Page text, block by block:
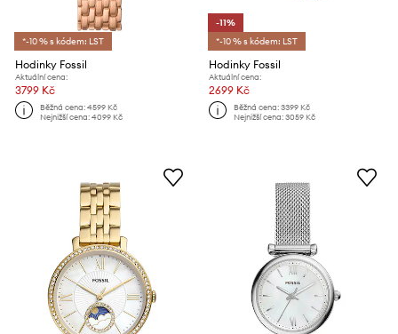
*-10 % s kódem: LST
Hodinky Fossil
Aktuální cena:
3799 Kč
Běžná cena:4599 Kč
Nejnižší cena:4099 Kč
-11%
*-10 % s kódem: LST
Hodinky Fossil
Aktuální cena:
2699 Kč
Běžná cena:3399 Kč
Nejnižší cena:3059 Kč